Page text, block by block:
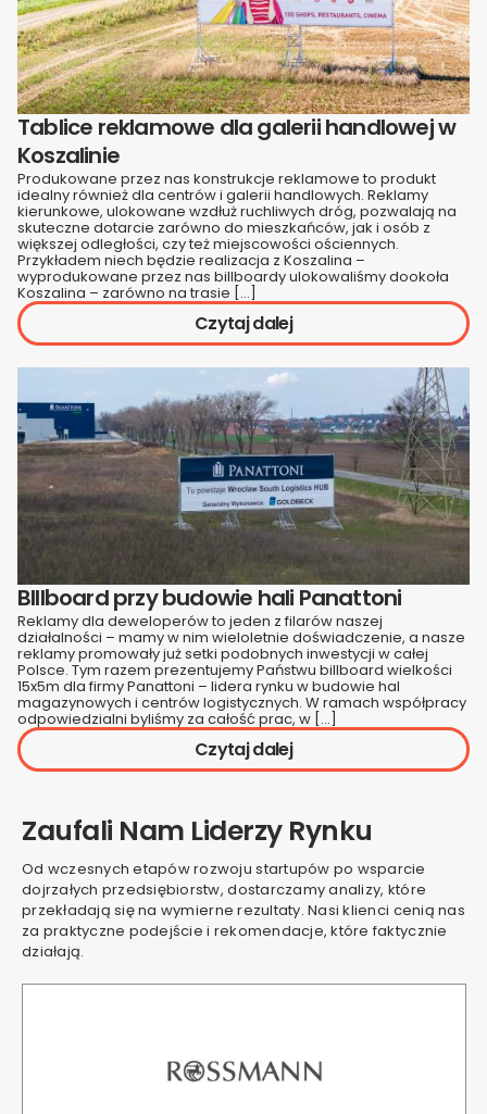
Tablice reklamowe dla galerii handlowej w
Koszalinie
Produkowane przez nas konstrukcje reklamowe to produkt
idealny również dla centrów i galerii handlowych. Reklamy
kierunkowe, ulokowane wzdłuż ruchliwych dróg, pozwalają na
skuteczne dotarcie zarówno do mieszkańców, jak i osób z
większej odległości, czy też miejscowości ościennych.
Przykładem niech będzie realizacja z Koszalina –
wyprodukowane przez nas billboardy ulokowaliśmy dookoła
Koszalina – zarówno na trasie […]
Czytaj dalej
BIllboard przy budowie hali Panattoni
Reklamy dla deweloperów to jeden z filarów naszej
działalności – mamy w nim wieloletnie doświadczenie, a nasze
reklamy promowały już setki podobnych inwestycji w całej
Polsce. Tym razem prezentujemy Państwu billboard wielkości
15x5m dla firmy Panattoni – lidera rynku w budowie hal
magazynowych i centrów logistycznych. W ramach współpracy
odpowiedzialni byliśmy za całość prac, w […]
Czytaj dalej
Zaufali Nam Liderzy Rynku
Od wczesnych etapów rozwoju startupów po wsparcie
dojrzałych przedsiębiorstw, dostarczamy analizy, które
przekładają się na wymierne rezultaty. Nasi klienci cenią nas
za praktyczne podejście i rekomendacje, które faktycznie
działają.